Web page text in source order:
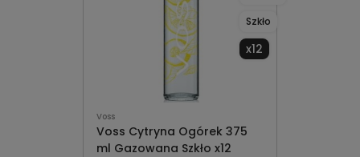
Voss
Voss Cytryna Ogórek 375
ml Gazowana Szkło x12
Szkło
x12